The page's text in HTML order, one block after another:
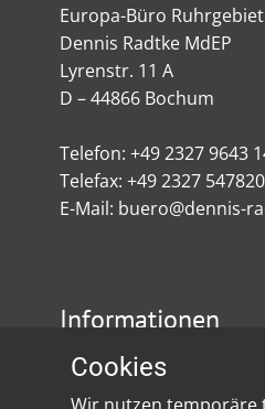
Europa-Büro Ruhrgebiet
Dennis Radtke MdEP
Lyrenstr. 11 A
D – 44866 Bochum
Telefon: +49 2327 9643
Telefax: +49 2327 547820
E-Mail: buero@dennis-
Informationen
Impressum
Cookies